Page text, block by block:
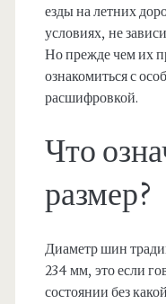
езды на летних
условиях, не
Но прежде чем их
ознакомиться с
расшифровкой.
Что
размер?
Диаметр шин
234 мм, это если
состоянии без